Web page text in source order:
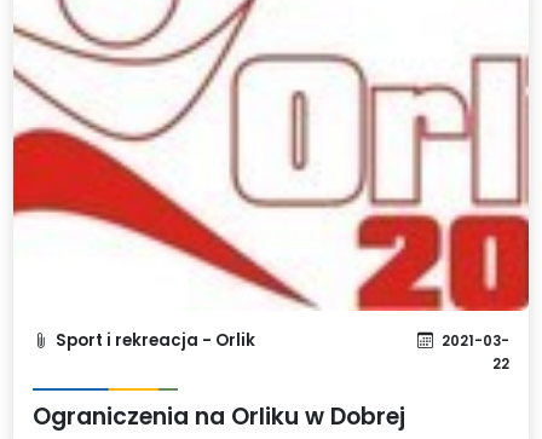
Sport i rekreacja - Orlik
2021-03-
22
Ograniczenia na Orliku w Dobrej